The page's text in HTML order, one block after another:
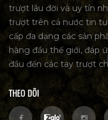
trượt lâu đời và uy tín
trượt trên cả nước tin
cấp đa dạng các sản
hàng đầu thế giới, đáp
đầu đến các tay trượt
THEO DÕI